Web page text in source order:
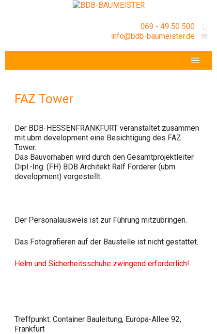
069 - 49 50 500
info@bdb-baumeister.de
FAZ Tower
Der BDB-HESSENFRANKFURT veranstaltet zusammen
mit ubm development eine Besichtigung des FAZ
Tower.
Das Bauvorhaben wird durch den Gesamtprojektleiter
Dipl.-Ing. (FH) BDB Architekt Ralf Förderer (ubm
development) vorgestellt.
Der Personalausweis ist zur Führung mitzubringen.
Das Fotografieren auf der Baustelle ist nicht gestattet.
Helm und Sicherheitsschuhe zwingend erforderlich!
Treffpunkt: Container Bauleitung, Europa-Allee 92,
Frankfurt